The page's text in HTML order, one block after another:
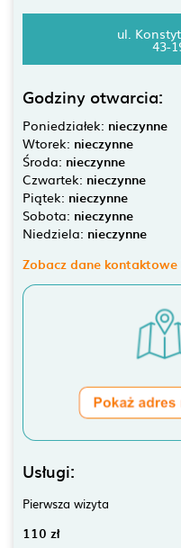
ul.
43-
Godziny otwarcia:
Poniedziałek: nieczynne
Wtorek: nieczynne
Środa: nieczynne
Czwartek: nieczynne
Piątek: nieczynne
Sobota: nieczynne
Niedziela: nieczynne
Zobacz dane kontaktowe
Usługi:
Pierwsza wizyta
110 zł